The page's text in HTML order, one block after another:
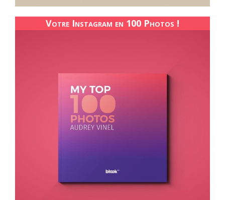
Votre Instagram en 100 Photos !